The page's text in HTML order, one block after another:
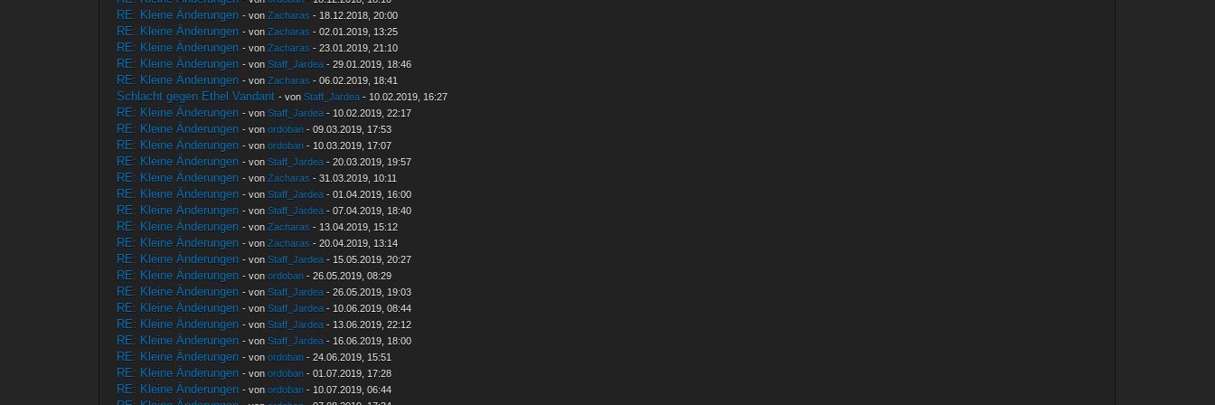
RE: Kleine Änderungen - vonZacharas - 18.12.2018, 20:00
RE: Kleine Änderungen - vonZacharas - 02.01.2019, 13:25
RE: Kleine Änderungen - vonZacharas - 23.01.2019, 21:10
RE: Kleine Änderungen - vonStaff_Jardea - 29.01.2019, 18:46
RE: Kleine Änderungen - vonZacharas - 06.02.2019, 18:41
Schlacht gegen Ethel Vandant - vonStaff_Jardea - 10.02.2019, 16:27
RE: Kleine Änderungen - vonStaff_Jardea - 10.02.2019, 22:17
RE: Kleine Änderungen - vonordoban - 09.03.2019, 17:53
RE: Kleine Änderungen - vonordoban - 10.03.2019, 17:07
RE: Kleine Änderungen - vonStaff_Jardea - 20.03.2019, 19:57
RE: Kleine Änderungen - vonZacharas - 31.03.2019, 10:11
RE: Kleine Änderungen - vonStaff_Jardea - 01.04.2019, 16:00
RE: Kleine Änderungen - vonStaff_Jardea - 07.04.2019, 18:40
RE: Kleine Änderungen - vonZacharas - 13.04.2019, 15:12
RE: Kleine Änderungen - vonZacharas - 20.04.2019, 13:14
RE: Kleine Änderungen - vonStaff_Jardea - 15.05.2019, 20:27
RE: Kleine Änderungen - vonordoban - 26.05.2019, 08:29
RE: Kleine Änderungen - vonStaff_Jardea - 26.05.2019, 19:03
RE: Kleine Änderungen - vonStaff_Jardea - 10.06.2019, 08:44
RE: Kleine Änderungen - vonStaff_Jardea - 13.06.2019, 22:12
RE: Kleine Änderungen - vonStaff_Jardea - 16.06.2019, 18:00
RE: Kleine Änderungen - vonordoban - 24.06.2019, 15:51
RE: Kleine Änderungen - vonordoban - 01.07.2019, 17:28
RE: Kleine Änderungen - vonordoban - 10.07.2019, 06:44